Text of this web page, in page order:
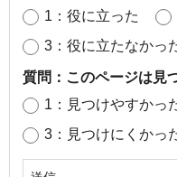
1：役に立った
3：役に立たなかっ
質問：このページは見
1：見つけやすかっ
3：見つけにくかっ